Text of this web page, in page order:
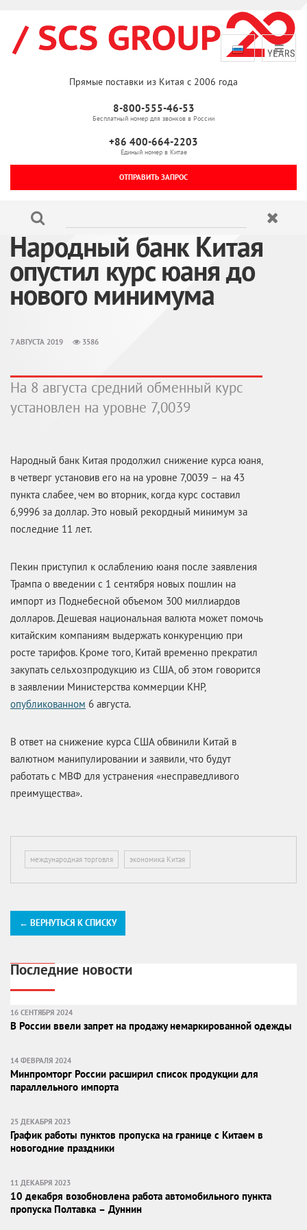
Прямые поставки из Китая с 2006 года
8-800-555-46-53
Бесплатный номер для звонков в России
+86 400-664-2203
Единый номер в Китае
ОТПРАВИТЬ ЗАПРОС
Народный банк Китая
опустил курс юаня до
нового минимума
7 АВГУСТА 2019 3586
На 8 августа средний обменный курс
установлен на уровне 7,0039
Народный банк Китая продолжил снижение курса юаня,
в четверг установив его на на уровне 7,0039 – на 43
пункта слабее, чем во вторник, когда курс составил
6,9996 за доллар. Это новый рекордный минимум за
последние 11 лет.
Пекин приступил к ослаблению юаня после заявления
Трампа о введении с 1 сентября новых пошлин на
импорт из Поднебесной объемом 300 миллиардов
долларов. Дешевая национальная валюта может помочь
китайским компаниям выдержать конкуренцию при
росте тарифов. Кроме того, Китай временно прекратил
закупать сельхозпродукцию из США, об этом говорится
в заявлении Министерства коммерции КНР,
опубликованном 6 августа.
В ответ на снижение курса США обвинили Китай в
валютном манипулировании и заявили, что будут
работать с МВФ для устранения «несправедливого
преимущества».
международная торговля экономика Китая
← ВЕРНУТЬСЯ К СПИСКУ
Последние новости
16 СЕНТЯБРЯ 2024
В России ввели запрет на продажу немаркированной одежды
14 ФЕВРАЛЯ 2024
Минпромторг России расширил список продукции для
параллельного импорта
25 ДЕКАБРЯ 2023
График работы пунктов пропуска на границе с Китаем в
новогодние праздники
11 ДЕКАБРЯ 2023
10 декабря возобновлена работа автомобильного пункта
пропуска Полтавка – Дуннин